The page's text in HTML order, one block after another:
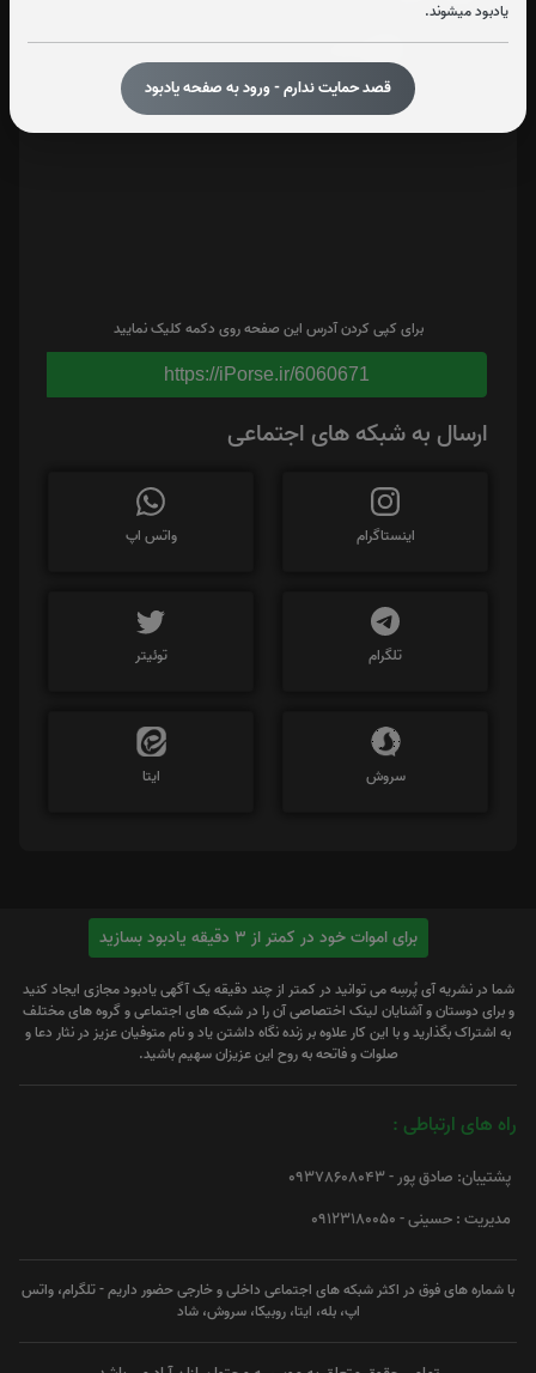
یادبود میشوند.
قصد حمایت ندارم - ورود به صفحه یادبود
برای کپی کردن آدرس این صفحه روی دکمه کلیک نمایید
https://iPorse.ir/6060671
ارسال به شبکه های اجتماعی
اینستاگرام واتس اپ
تلگرام توئیتر
سروش ایتا
برای اموات خود در کمتر از 3 دقیقه یادبود بسازید
شما در نشریه آی پُرسِه می توانید در کمتر از چند دقیقه یک آگهی یادبود مجازی ایجاد کنید
و برای دوستان و آشنایان لینک اختصاصی آن را در شبکه های اجتماعی و گروه های مختلف
به اشتراک بگذارید و با این کار علاوه بر زنده نگاه داشتن یاد و نام متوفیان عزیز در نثار دعا و
صلوات و فاتحه به روح این عزیزان سهیم باشید.
راه های ارتباطی :
پشتیبان: صادق پور - 09378608043
مدیریت : حسینی - 09123180050
با شماره های فوق در اکثر شبکه های اجتماعی داخلی و خارجی حضور داریم - تلگرام، واتس
اپ، بله، ایتا، روبیکا، سروش، شاد